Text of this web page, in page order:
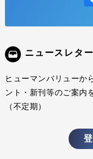
ニュースレター
ヒューマンバリューか
ント・新刊等のご案内
（不定期）